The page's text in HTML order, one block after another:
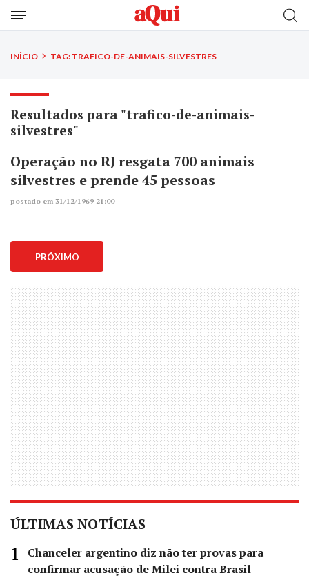
INÍCIO TAG: TRAFICO-DE-ANIMAIS-SILVESTRES
Resultados para "trafico-de-animais-
silvestres"
Operação no RJ resgata 700 animais
silvestres e prende 45 pessoas
postado em 31/12/1969 21:00
PRÓXIMO
ÚLTIMAS NOTÍCIAS
Chanceler argentino diz não ter provas para
confirmar acusação de Milei contra Brasil